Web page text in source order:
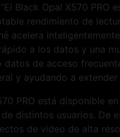
Black Opal X570 PRO
rendimiento de
acelera
a los datos y una
de acceso
y ayudando a extender
PRO está disponible
distintos usuarios. De
de video de alta